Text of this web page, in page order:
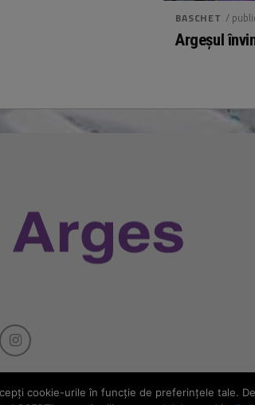
BASCHET /
Argeșul
cookie-urile în funcţie de preferinţele tale.